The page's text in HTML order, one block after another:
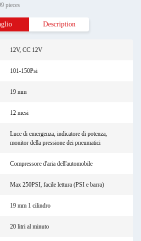
pieces
Description
12V, CC 12V
101-150Psi
19 mm
12 mesi
Luce di emergenza, indicatore di potenza,
monitor della pressione dei pneumatici
Compressore d'aria dell'automobile
Max 250PSI, facile lettura (PSI e barra)
19 mm 1 cilindro
20 litri al minuto